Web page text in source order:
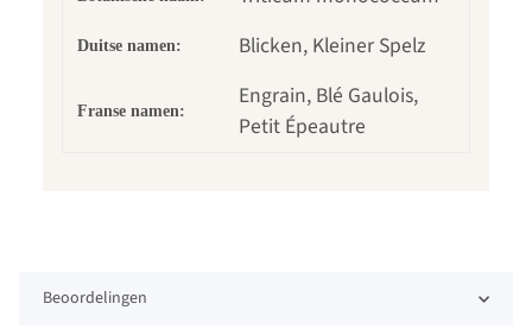
Duitse namen: Blicken, Kleiner Spelz
Franse namen:
Engrain, Blé Gaulois,
Petit Épeautre
Beoordelingen